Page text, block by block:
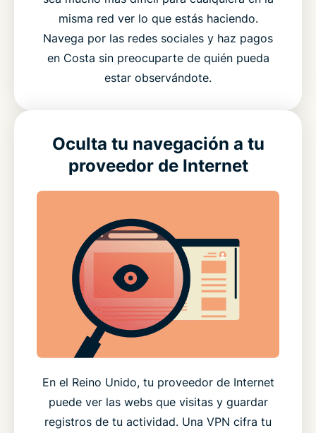
misma red ver lo que estás haciendo.
Navega por las redes sociales y haz pagos
en Costa sin preocuparte de quién pueda
estar observándote.
Oculta tu navegación a tu
proveedor de Internet
En el Reino Unido, tu proveedor de Internet
puede ver las webs que visitas y guardar
registros de tu actividad. Una VPN cifra tu